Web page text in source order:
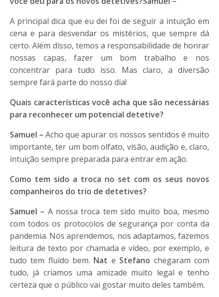
A principal dica que eu dei foi de seguir a intuição em
cena e para desvendar os mistérios, que sempre dá
certo. Além disso, temos a responsabilidade de honrar
nossas capas, fazer um bom trabalho e nos
concentrar para tudo isso. Mas claro, a diversão
sempre fará parte do nosso dia!
Quais características você acha que são necessárias
para reconhecer um potencial detetive?
Samuel – Acho que apurar os nossos sentidos é muito
importante, ter um bom olfato, visão, audição e, claro,
intuição sempre preparada para entrar em ação.
Como tem sido a troca no set com os seus novos
companheiros do trio de detetives?
Samuel – A nossa troca tem sido muito boa, mesmo
com todos os protocolos de segurança por conta da
pandemia. Nós aprendemos, nos adaptamos, fazemos
leitura de texto por chamada e vídeo, por exemplo, e
tudo tem fluído bem. Nat e Stefano chegaram com
tudo, já criamos uma amizade muito legal e tenho
certeza que o público vai gostar muito deles também.